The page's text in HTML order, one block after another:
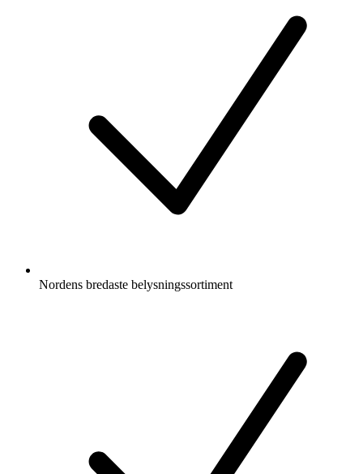
Nordens bredaste belysningssortiment